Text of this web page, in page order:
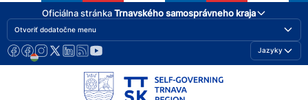
Oficiálna stránkaTrnavského samosprávneho kraja
Otvoriť dodatočne menu
Jazyky